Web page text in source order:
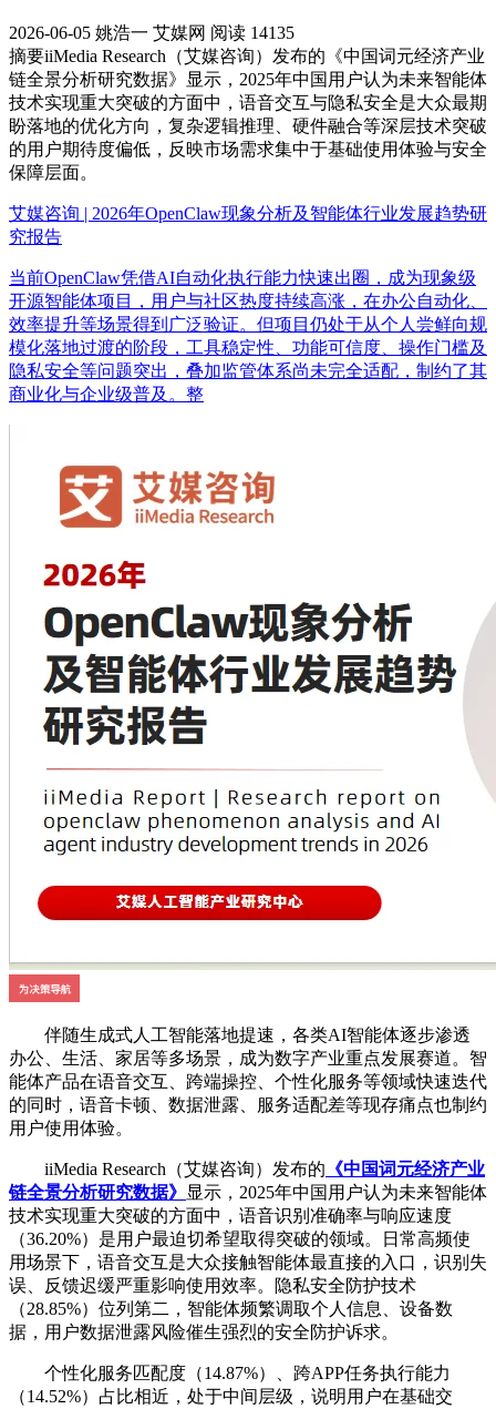
2026-06-05 姚浩一 艾媒网 阅读 14135
摘要iiMedia Research（艾媒咨询）发布的《中国词元经济产业
链全景分析研究数据》显示，2025年中国用户认为未来智能体
技术实现重大突破的方面中，语音交互与隐私安全是大众最期
盼落地的优化方向，复杂逻辑推理、硬件融合等深层技术突破
的用户期待度偏低，反映市场需求集中于基础使用体验与安全
保障层面。
艾媒咨询 | 2026年OpenClaw现象分析及智能体行业发展趋势研
究报告
当前OpenClaw凭借AI自动化执行能力快速出圈，成为现象级
开源智能体项目，用户与社区热度持续高涨，在办公自动化、
效率提升等场景得到广泛验证。但项目仍处于从个人尝鲜向规
模化落地过渡的阶段，工具稳定性、功能可信度、操作门槛及
隐私安全等问题突出，叠加监管体系尚未完全适配，制约了其
商业化与企业级普及。整
伴随生成式人工智能落地提速，各类AI智能体逐步渗透
办公、生活、家居等多场景，成为数字产业重点发展赛道。智
能体产品在语音交互、跨端操控、个性化服务等领域快速迭代
的同时，语音卡顿、数据泄露、服务适配差等现存痛点也制约
用户使用体验。
iiMedia Research（艾媒咨询）发布的 《中国词元经济产业
链全景分析研究数据》 显示，2025年中国用户认为未来智能体
技术实现重大突破的方面中，语音识别准确率与响应速度
（36.20%）是用户最迫切希望取得突破的领域。日常高频使
用场景下，语音交互是大众接触智能体最直接的入口，识别失
误、反馈迟缓严重影响使用效率。隐私安全防护技术
（28.85%）位列第二，智能体频繁调取个人信息、设备数
据，用户数据泄露风险催生强烈的安全防护诉求。
个性化服务匹配度（14.87%）、跨APP任务执行能力
（14.52%）占比相近，处于中间层级，说明用户在基础交